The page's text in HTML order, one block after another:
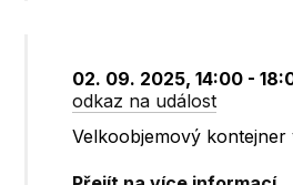
02. 09. 2025, 14:00 -
odkaz na událost
Velkoobjemový